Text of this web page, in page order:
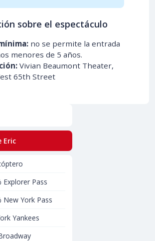
sobre el espectáculo
no se permite la entrada
menores de 5 años.
Vivian Beaumont Theater,
65th Street
Eric
Explorer Pass
New York Pass
Yankees